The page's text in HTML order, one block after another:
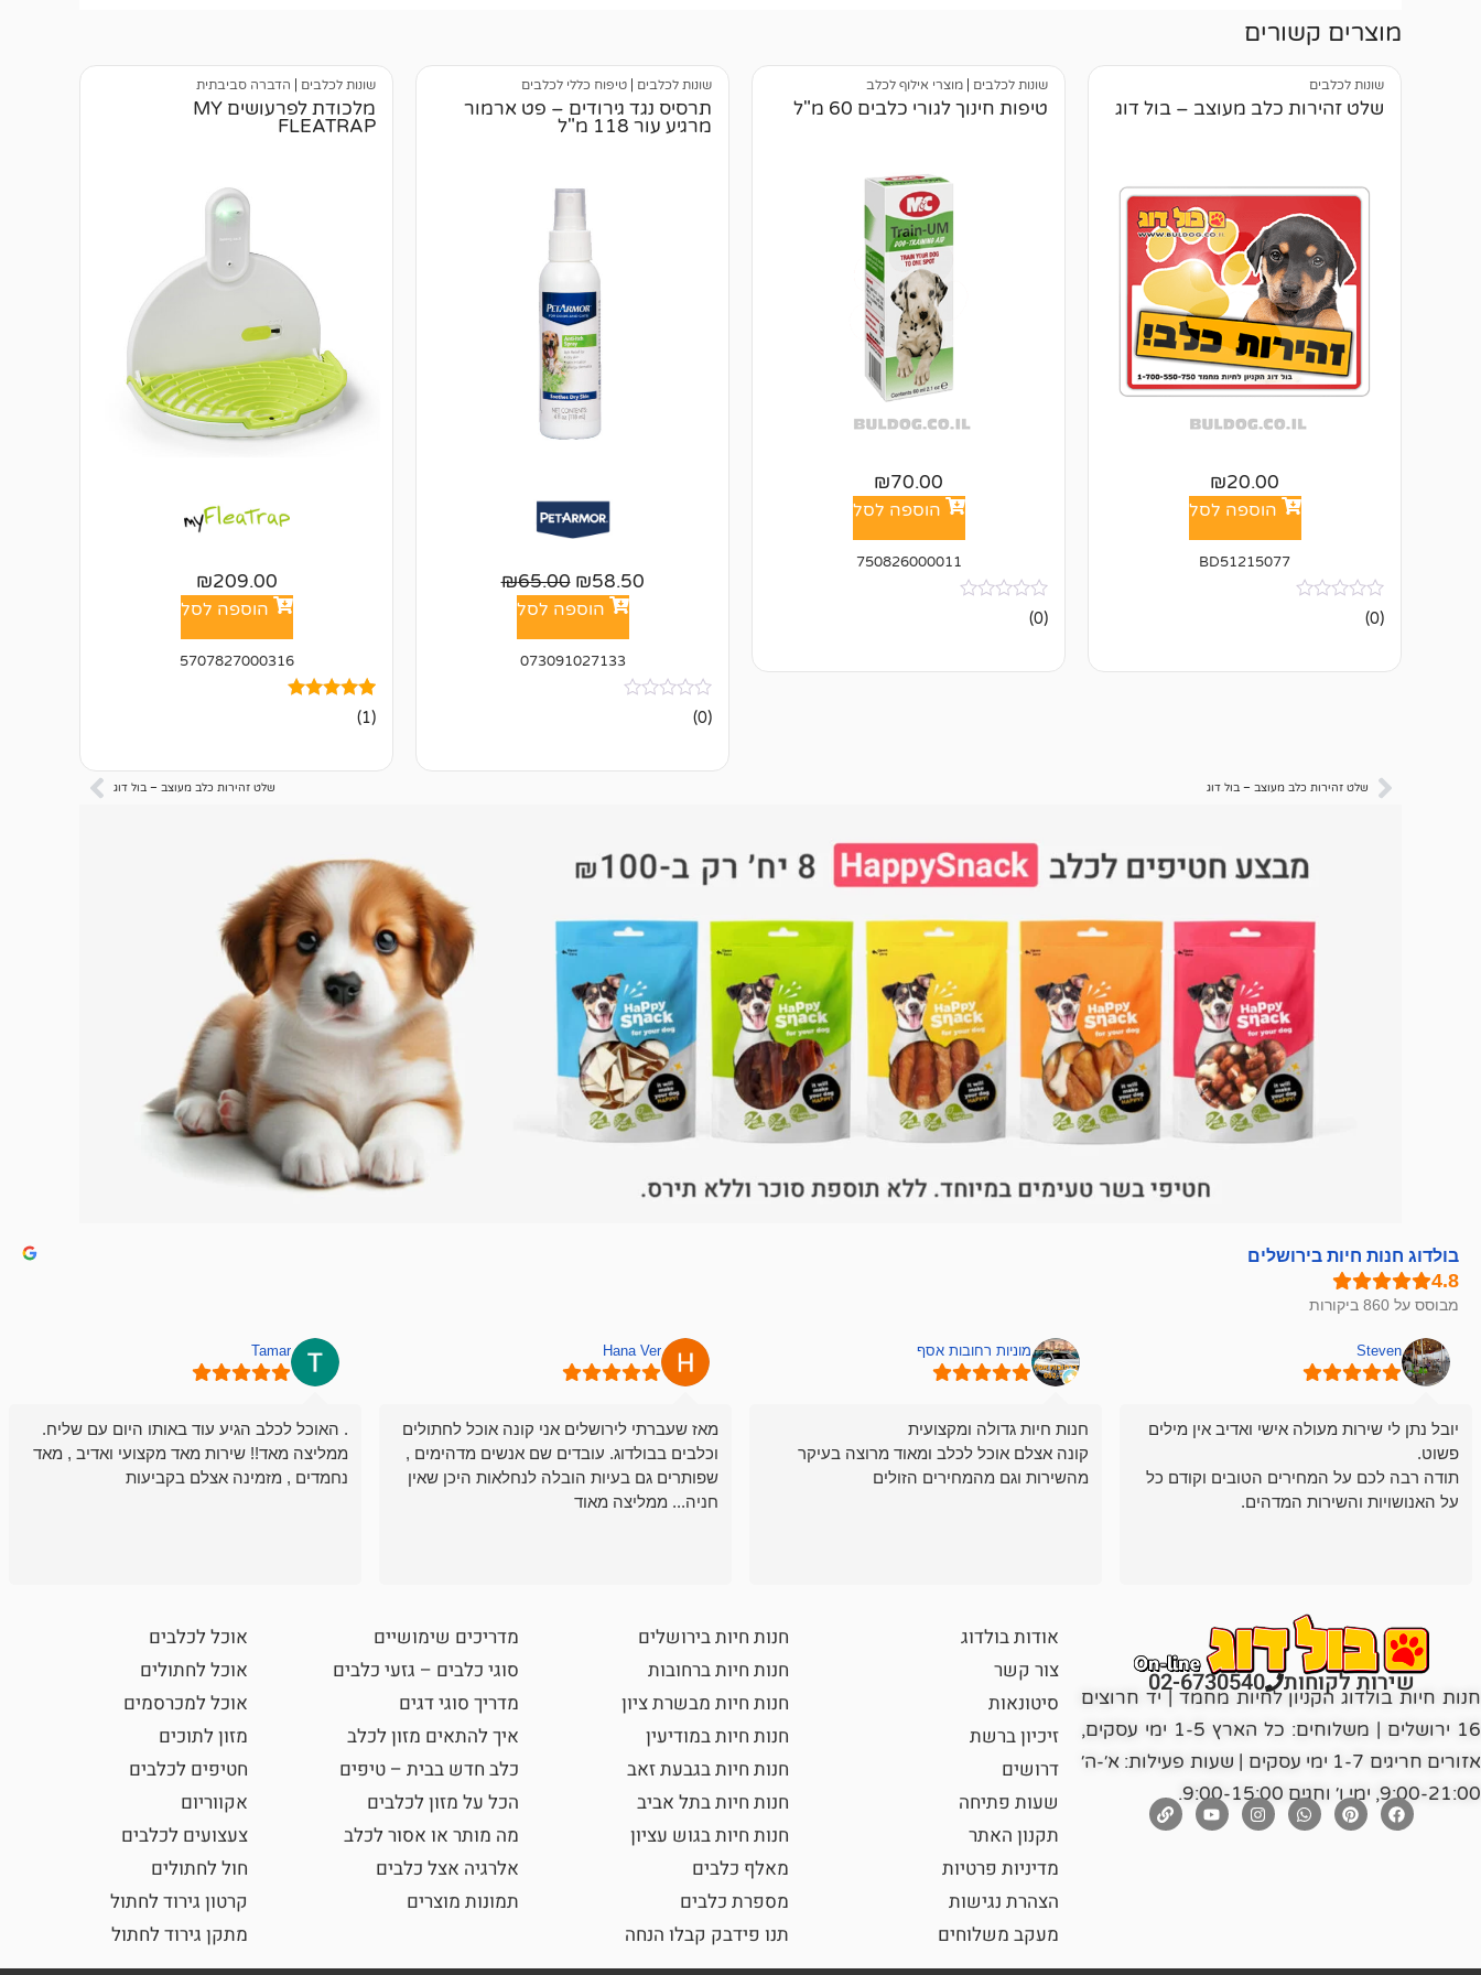
מוצרים קשורים
שונות לכלבים
שלט זהירות כלב מעוצב – בול דוג
₪20.00
הוספה לסל
BD51215077
אין
ביקורות
(0)
שונות לכלבים מוצרי אילוף לכלב
טיפות חינוך לגורי כלבים 60 מ"ל
₪70.00
הוספה לסל
750826000011
אין
ביקורות
(0)
שונות לכלבים טיפוח כללי לכלבים
תרסיס נגד גירודים – פט ארמור
מרגיע עור 118 מ"ל
₪58.50
₪65.00
הוספה לסל
073091027133
אין
ביקורות
(0)
שונות לכלבים הדברה סביבתית
מלכודת לפרעושים MY
FLEATRAP
₪209.00
הוספה לסל
5707827000316
מדורג
5.00
1(1)
שלט זהירות כלב מעוצב – בול דוג שלט זהירות כלב מעוצב – בול דוג
בולדוג חנות חיות בירושלים
מבוסס על 860 ביקורות
Steven
יובל נתן לי שירות מעולה אישי ואדיב אין מילים
פשוט.
תודה רבה לכם על המחירים הטובים וקודם כל
על האנושויות והשירות המדהים.
מוניות רחובות אסף
חנות חיות גדולה ומקצועית
קונה אצלם אוכל לכלב ומאוד מרוצה בעיקר
מהשירות וגם מהמחירים הזולים
Hana Ver
מאז שעברתי לירושלים אני קונה אוכל לחתולים
וכלבים בבולדוג. עובדים שם אנשים מדהימים ,
שפותרים גם בעיות הובלה לנחלאות היכן שאין
חניה... ממליצה מאוד
Tamar
. האוכל לכלב הגיע עוד באותו היום עם שליח.
ממליצה מאד!! שירות מאד מקצועי ואדיב , מאד
נחמדים , מזמינה אצלם בקביעות
שירות לקוחות 02-6730540
חנות חיות בולדוג הקניון לחיות מחמד | יד חרוצים
16 ירושלים | משלוחים: כל הארץ 1-5 ימי עסקים,
אזורים חריגים 1-7 ימי עסקים | שעות פעילות: א׳-ה׳
9:00-21:00, ימי ו׳ וחגים 9:00-15:00.
אודות בולדוג
צור קשר
סיטונאות
זיכיון ברשת
דרושים
שעות פתיחה
תקנון האתר
מדיניות פרטיות
הצהרת נגישות
מעקב משלוחים
חנות חיות בירושלים
חנות חיות ברחובות
חנות חיות מבשרת ציון
חנות חיות במודיעין
חנות חיות בגבעת זאב
חנות חיות בתל אביב
חנות חיות בגוש עציון
מאלף כלבים
מספרת כלבים
תנו פידבק קבלו הנחה
מדריכים שימושיים
סוגי כלבים – גזעי כלבים
מדריך סוגי דגים
איך להתאים מזון לכלב
כלב חדש בבית – טיפים
הכל על מזון לכלבים
מה מותר או אסור לכלב
אלרגיה אצל כלבים
תמונות מוצרים
אוכל לכלבים
אוכל לחתולים
אוכל למכרסמים
מזון לתוכים
חטיפים לכלבים
אקווריום
צעצועים לכלבים
חול לחתולים
קרטון גירוד לחתול
מתקן גירוד לחתול